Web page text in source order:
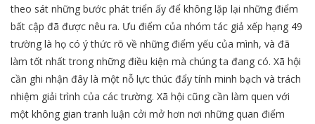
theo sát những bước phát triển ấy để không lặp lại những điểm
bất cập đã được nêu ra. Ưu điểm của nhóm tác giả xếp hạng 49
trường là họ có ý thức rõ về những điểm yếu của mình, và đã
làm tốt nhất trong những điều kiện mà chúng ta đang có. Xã hội
cần ghi nhận đây là một nỗ lực thúc đẩy tính minh bạch và trách
nhiệm giải trình của các trường. Xã hội cũng cần làm quen với
một không gian tranh luận cởi mở hơn nơi những quan điểm